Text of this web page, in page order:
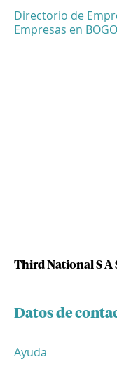
Directorio de
Empresas en
Third National S A
Datos de
Ayuda